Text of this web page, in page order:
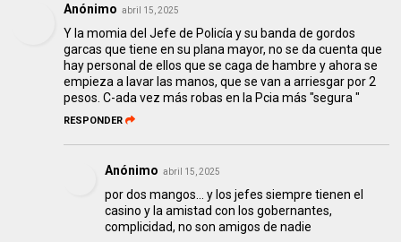
Anónimo abril 15, 2025
Y la momia del Jefe de Policía y su banda de gordos
garcas que tiene en su plana mayor, no se da cuenta que
hay personal de ellos que se caga de hambre y ahora se
empieza a lavar las manos, que se van a arriesgar por 2
pesos. C-ada vez más robas en la Pcia más "segura "
RESPONDER
Anónimo abril 15, 2025
por dos mangos... y los jefes siempre tienen el
casino y la amistad con los gobernantes,
complicidad, no son amigos de nadie